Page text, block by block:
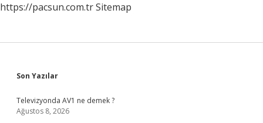
https://pacsun.com.trSitemap
Sidebar
Son Yazılar
Televizyonda AV1 ne demek ?
Ağustos 8, 2026